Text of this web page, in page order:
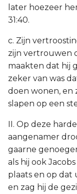
later hoezeer
31:40.
c. Zijn
zijn vertrouwen
maakten dat hij
zeker van was
doen wonen, en
slapen op een
II. Op deze
aangenamer
gaarne
als hij ook
plaats en op dat
en zag hij de